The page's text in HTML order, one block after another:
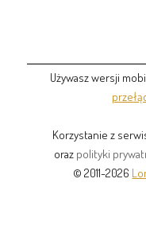
Używasz wersji
Korzystanie z
oraz polityki
© 2011-2026